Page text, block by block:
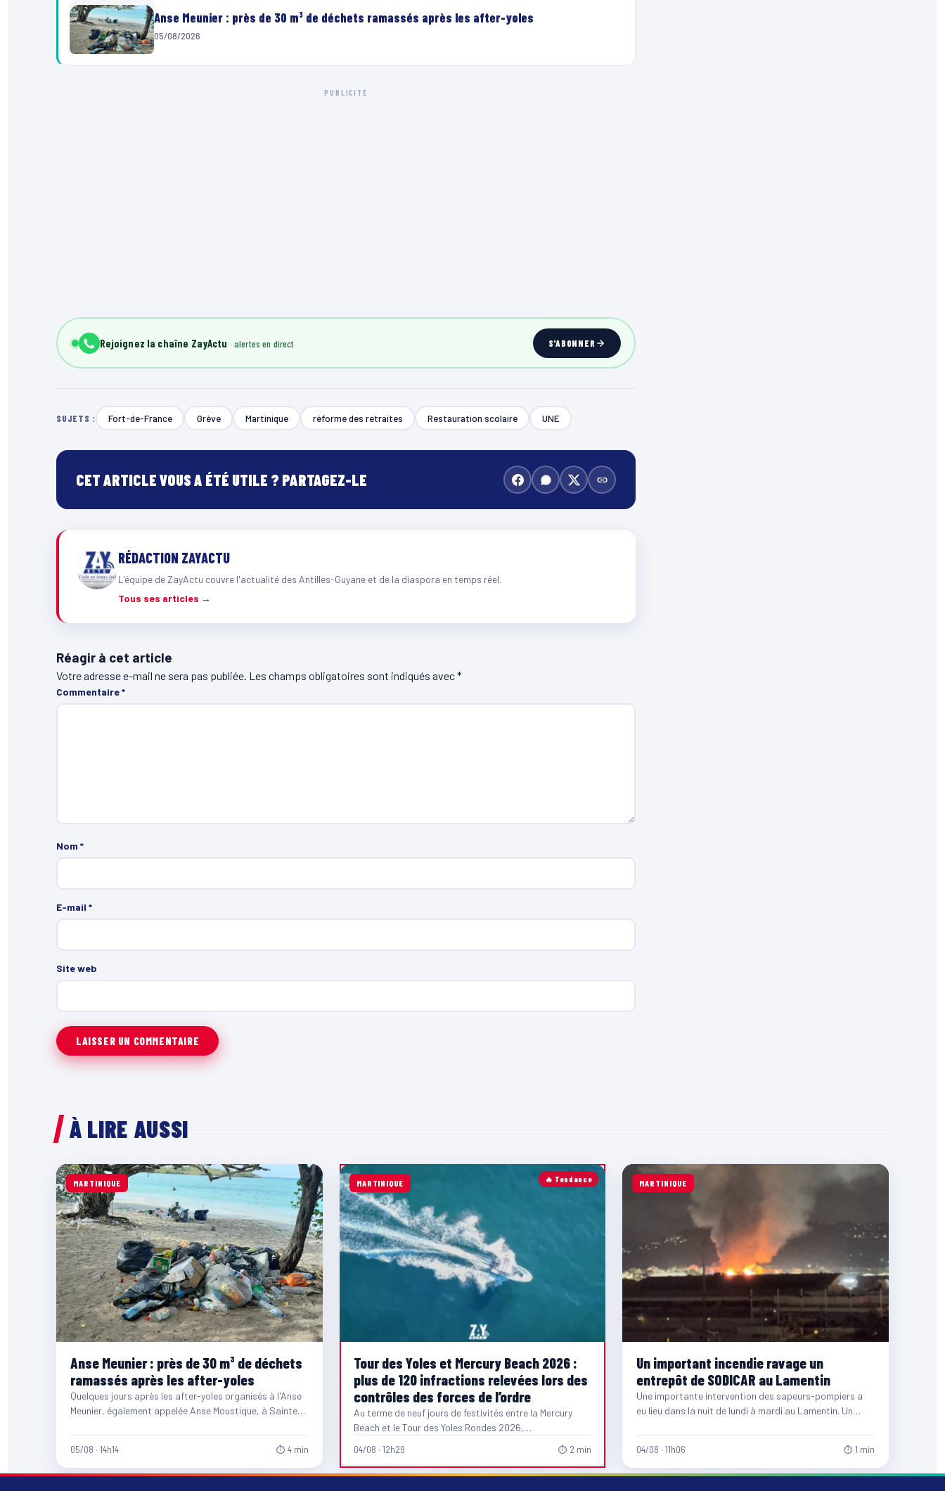
Anse Meunier : près de 30 m³ de déchets ramassés après les after-yoles
05/08/2026
PUBLICITÉ
Rejoignez la chaîne ZayActu S'ABONNER
SUJETS : Fort-de-France Grève Martinique réforme des retraites Restauration scolaire UNE
CET ARTICLE VOUS A ÉTÉ UTILE ? PARTAGEZ-LE
RÉDACTION ZAYACTU
L'équipe de ZayActu couvre l'actualité des Antilles-Guyane et de la diaspora en temps réel.
Tous ses articles →
Réagir à cet article
Votre adresse e-mail ne sera pas publiée. Les champs obligatoires sont indiqués avec*
Commentaire*
Nom *
E-mail *
Site web
À LIRE AUSSI
MARTINIQUE
Anse Meunier : près de 30 m³ de déchets
ramassés après les after-yoles
Quelques jours après les after-yoles organisés à l'Anse
Meunier, également appelée Anse Moustique, à Sainte-
05/08 · 14h14 ⏱ 4 min
🔥 Tendance
MARTINIQUE
Tour des Yoles et Mercury Beach 2026 :
plus de 120 infractions relevées lors des
contrôles des forces de l’ordre
Au terme de neuf jours de festivités entre la Mercury
Beach et le Tour des Yoles Rondes 2026,…
04/08 · 12h29 ⏱ 2 min
MARTINIQUE
Un important incendie ravage un
entrepôt de SODICAR au Lamentin
Une importante intervention des sapeurs-pompiers a
eu lieu dans la nuit de lundi à mardi au Lamentin. Un…
04/08 · 11h06 ⏱ 1 min